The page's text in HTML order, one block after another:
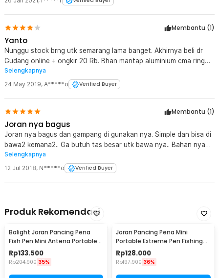
Membantu (1)
Yanto
Nunggu stock brng utk semarang lama banget. Akhirnya beli dr
Gudang online + ongkir 20 Rb. Bhan mantap aluminium cma ring
ditengah yg chrome bhn Dr plastick rawan pecah. Overall product
mantap. Cma blm sempet d coba....
Selengkapnya
24 May 2019, A*****o Verified Buyer
Membantu (1)
Joran nya bagus
Joran nya bagus dan gampang di gunakan nya. Simple dan bisa di
bawa2 kemana2.. Ga butuh tas besar utk bawa nya.. Bahan nya
lumayan tp overall barang nya bagus dan bisa di pake anak kecil
yg baru belajar mancing...
Selengkapnya
12 Jul 2018, N*****o Verified Buyer
Produk Rekomendasi
Balight Joran Pancing Pena
Fish Pen Mini Antena Portable
Rod 1.4M - ST-Y0011 / YL100
Rp133.500
Rp204.900 35%
Joran Pancing Pena Mini
Portable Extreme Pen Fishing
Rod Length 1.5M - YL100
Rp128.000
Rp197.900 36%